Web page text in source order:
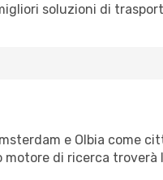
soluzioni di
e Olbia come
motore di ricerca